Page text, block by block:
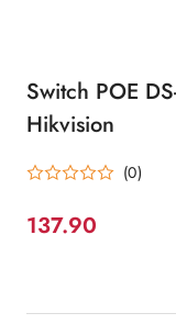
Switch POE
Hikvision
(0)
Cena:
137.90